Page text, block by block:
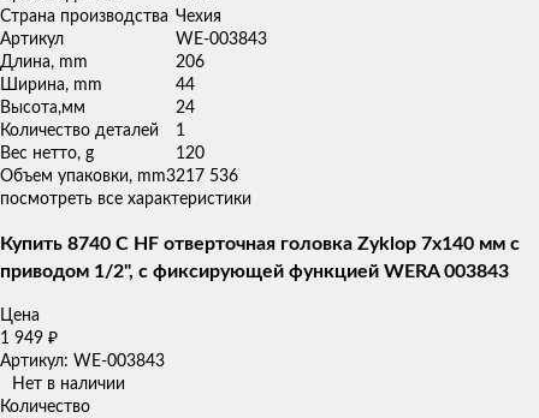
Страна производства Чехия
Артикул
WE-003843
Длина, mm
206
Ширина, mm
44
Высота,мм
24
Количество деталей
1
Вес нетто, g
120
Объем упаковки, mm3217 536
посмотреть все характеристики
Купить 8740 C HF отверточная головка Zyklop 7х140 мм с
приводом 1/2", с фиксирующей функцией WERA 003843
Цена
1 949 ₽
Артикул: WE-003843
Нет в наличии
Количество